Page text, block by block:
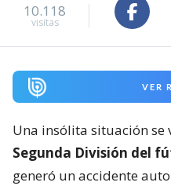
10.118
visitas
VER
Una insólita situación se
Segunda División del
generó un accidente